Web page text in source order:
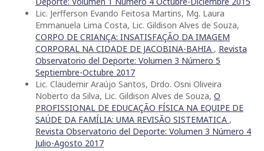
Lic. Jerfferson Evando Feitosa Martins, Mg. Laura
Emmanuela Lima Costa, Lic. Gildison Alves de Souza,
CORPO DE CRIANÇA: INSATISFAÇÃO DA IMAGEM
CORPORAL NA CIDADE DE JACOBINA-BAHIA , Revista
Observatorio del Deporte: Volumen 3 Número 5
Septiembre-Octubre 2017
Lic. Claudemir Araújo Santos, Drdo. Osni Oliveira
Noberto da Silva, Lic. Gildison Alves de Souza, O
PROFISSIONAL DE EDUCAÇÃO FÍSICA NA EQUIPE DE
SAÚDE DA FAMÍLIA: UMA REVISÃO SISTEMATICA ,
Revista Observatorio del Deporte: Volumen 3 Número 4
Julio-Agosto 2017